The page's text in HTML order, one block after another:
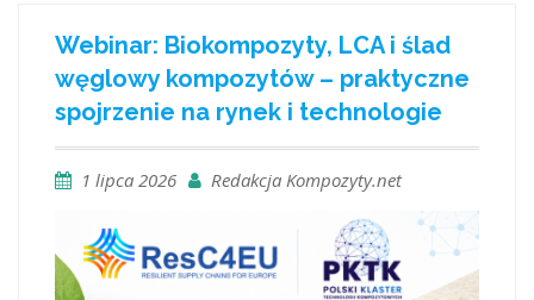
Webinar: Biokompozyty, LCA i ślad
węglowy kompozytów – praktyczne
spojrzenie na rynek i technologie
1 lipca 2026 Redakcja Kompozyty.net